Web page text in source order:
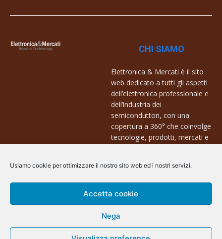
Usiamo cookie per ottimizzare il nostro sito web ed i nostri servizi.
Accetta cookie
Nega
CHI SIAMO
Elettronica & Mercati è il sito
web dedicato a tutti gli aspetti
dell’elettronica professionale e
dell’industria dei
semiconduttori, con una
copertura a 360° che coinvolge
tecnologie, prodotti, mercati e
Contatti:
info@arscommunication.it